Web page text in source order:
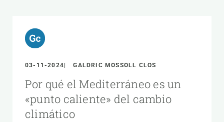
03-11-2024 GALDRIC MOSSOLL CLOS
Por qué el Mediterráneo es un
«punto caliente» del cambio
climático